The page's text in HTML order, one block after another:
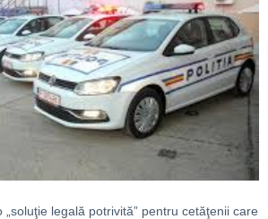
legală potrivită” pentru cetăţenii care